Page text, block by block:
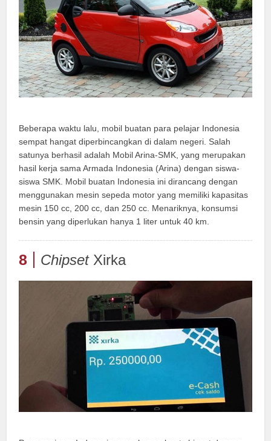
Beberapa waktu lalu, mobil buatan para pelajar Indonesia
sempat hangat diperbincangkan di dalam negeri. Salah
satunya berhasil adalah Mobil Arina-SMK, yang merupakan
hasil kerja sama Armada Indonesia (Arina) dengan siswa-
siswa SMK. Mobil buatan Indonesia ini dirancang dengan
menggunakan mesin sepeda motor yang memiliki kapasitas
mesin 150 cc, 200 cc, dan 250 cc. Menariknya, konsumsi
bensin yang diperlukan hanya 1 liter untuk 40 km.
8 ChipsetXirka